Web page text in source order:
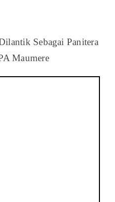
Sebagai Panitera
Maumere